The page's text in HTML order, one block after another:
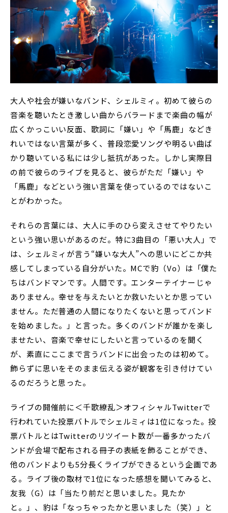
大人や社会が嫌いなバンド、シェルミィ。初めて彼らの
音楽を聴いたとき激しい曲からバラードまで楽曲の幅が
広くかっこいい反面、歌詞に「嫌い」や「馬鹿」などき
れいではない言葉が多く、普段恋愛ソングや明るい曲ば
かり聴いている私には少し抵抗があった。しかし実際目
の前で彼らのライブを見ると、彼らがただ「嫌い」や
「馬鹿」などという強い言葉を使っているのではないこ
とがわかった。
それらの言葉には、大人に手のひら変えさせてやりたい
という強い思いがあるのだ。特に3曲目の「悪い大人」で
は、シェルミィが言う“嫌いな大人”への思いにどこか共
感してしまっている自分がいた。MCで豹（Vo）は「僕た
ちはバンドマンです。人間です。エンターテイナーじゃ
ありません。幸せを与えたいとか救いたいとか思ってい
ません。ただ普通の人間になりたくないと思ってバンド
を始めました。」と言った。多くのバンドが誰かを楽し
ませたい、音楽で幸せにしたいと言っているのを聞く
が、素直にここまで言うバンドに出会ったのは初めて。
飾らずに思いをそのまま伝える姿が観客を引き付けてい
るのだろうと思った。
ライブの開催前に＜千歌繚乱＞オフィシャルTwitterで
行われていた投票バトルでシェルミィは1位になった。投
票バトルとはTwitterのリツイート数が一番多かったバ
ンドが会場で配布される冊子の表紙を飾ることができ、
他のバンドよりも5分長くライブができるという企画であ
る。ライブ後の取材で1位になった感想を聞いてみると、
友我（G）は「当たり前だと思いました。見たか
と。」、豹は「なっちゃったかと思いました（笑）」と